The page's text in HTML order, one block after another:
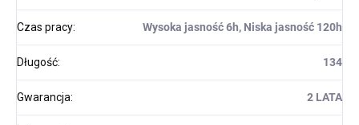
Czas pracy: Wysoka jasność 6h, Niska jasność 120h
Długość: 134
Gwarancja: 2 LATA